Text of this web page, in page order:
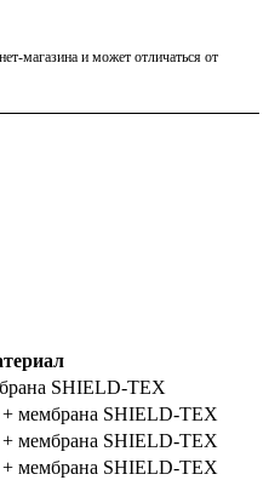
магазина и может отличаться от
SHIELD-TEX
мембрана SHIELD-TEX
мембрана SHIELD-TEX
мембрана SHIELD-TEX